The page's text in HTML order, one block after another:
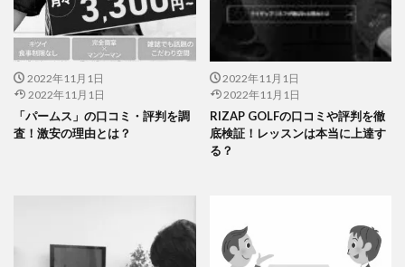
2022年11月1日
2022年11月1日
「パームス」の口コミ・評判を調
査！激安の理由とは？
2022年11月1日
2022年11月1日
RIZAP GOLFの口コミや評判を徹
底検証！レッスンは本当に上達す
る？